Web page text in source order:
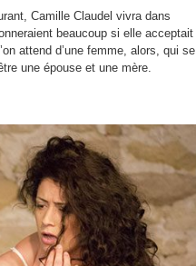
Camille Claudel vivra dans
beaucoup si elle acceptait
attend d’une femme, alors, qui se
une épouse et une mère.